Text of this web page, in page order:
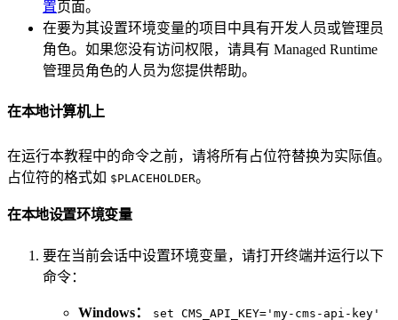
置页面。
在要为其设置环境变量的项目中具有开发人员或管理员
角色。如果您没有访问权限，请具有 Managed Runtime
管理员角色的人员为您提供帮助。
在本地计算机上
在运行本教程中的命令之前，请将所有占位符替换为实际值。
占位符的格式如 $PLACEHOLDER。
在本地设置环境变量
要在当前会话中设置环境变量，请打开终端并运行以下
命令：
Windows： set CMS_API_KEY='my-cms-api-key'